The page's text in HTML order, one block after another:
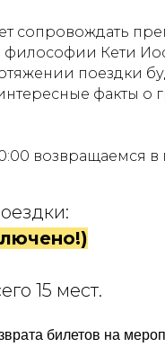
сопровождать
философии Кети
поездки
факты о
возвращаемся в
15 мест.
билетов на